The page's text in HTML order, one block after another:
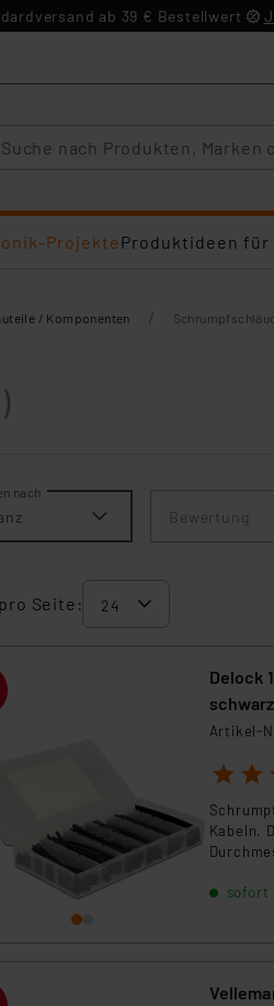
ab 39 € Bestellwert
ProjekteProduktideen für
/ Komponenten /
nach
Bewertung
Seite:
Delock
schwarz
Artikel-
1 2 3
Kabeln.
sofort